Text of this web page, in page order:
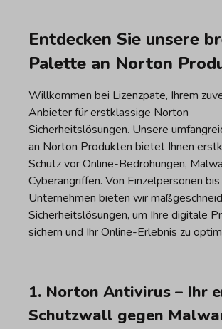
Entdecken Sie unsere
Palette an Norton
Willkommen bei Lizenzpate, Ihrem
Anbieter für erstklassige Norton
Sicherheitslösungen. Unsere
an Norton Produkten bietet Ihnen
Schutz vor Online-Bedrohungen,
Cyberangriffen. Von Einzelpersonen bis
Unternehmen bieten wir
Sicherheitslösungen, um Ihre digitale
sichern und Ihr Online-Erlebnis zu
1. Norton Antivirus – Ihr
Schutzwall gegen